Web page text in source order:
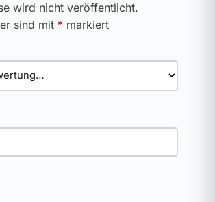
wird nicht veröffentlicht.
sind mit * markiert